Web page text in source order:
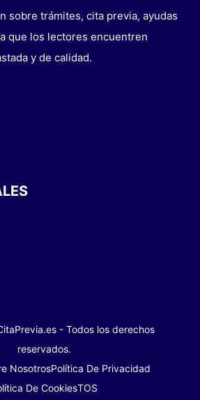
sobre trámites, cita previa, ayudas
que los lectores encuentren
y de calidad.
- Todos los derechos
reservados.
NosotrosPolítica De Privacidad
De CookiesTOS